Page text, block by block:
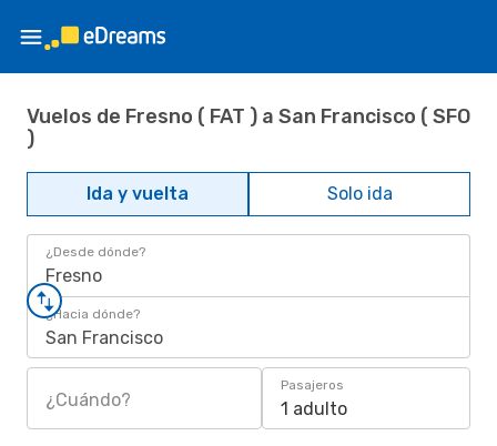
Vuelos de Fresno ( FAT ) a San Francisco ( SFO
)
Ida y vuelta Solo ida
¿Desde dónde?
Fresno
¿Hacia dónde?
San Francisco
¿Cuándo?
Pasajeros
1 adulto